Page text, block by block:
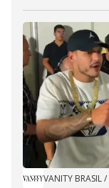
VANITY BRASIL/